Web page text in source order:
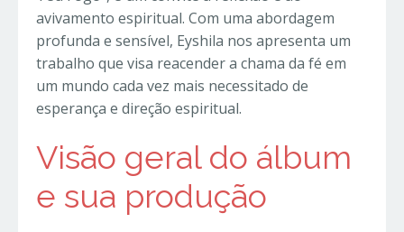
avivamento espiritual. Com uma abordagem
profunda e sensível, Eyshila nos apresenta um
trabalho que visa reacender a chama da fé em
um mundo cada vez mais necessitado de
esperança e direção espiritual.
Visão geral do álbum
e sua produção